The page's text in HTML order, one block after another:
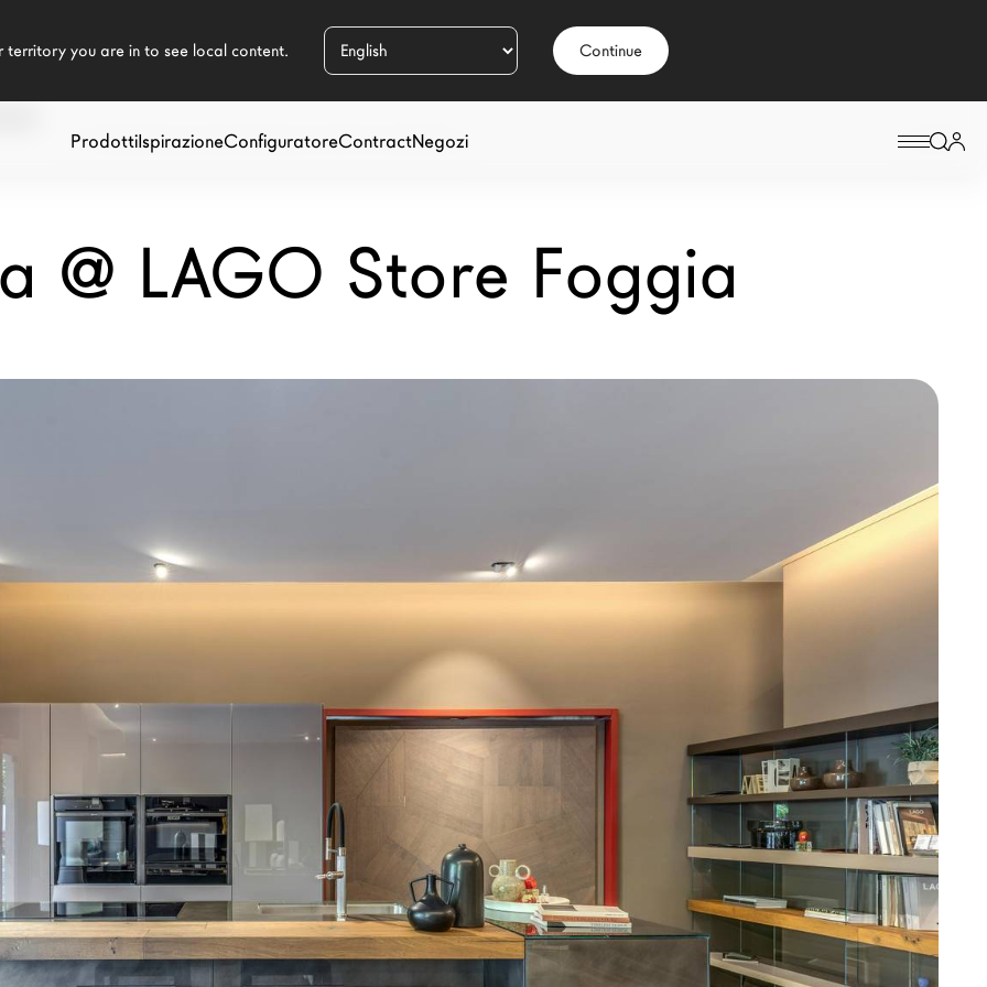
Continue
ProdottiIspirazioneConfiguratoreContractNegozi
@ LAGO Store Foggia